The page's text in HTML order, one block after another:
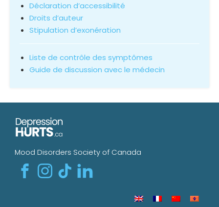
Déclaration d’accessibilité
Droits d’auteur
Stipulation d’exonération
Liste de contrôle des symptômes
Guide de discussion avec le médecin
Mood Disorders Society of Canada